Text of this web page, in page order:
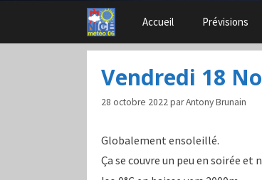
Accueil Prévisions
Vendredi 18
28 octobre 2022parAntony Brunain
Globalement ensoleillé.
Ça se couvre un peu en soirée et